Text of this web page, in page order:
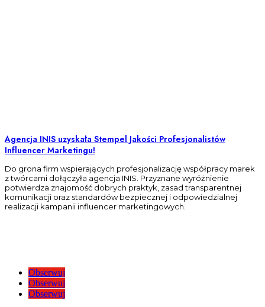
Agencja INIS uzyskała Stempel Jakości Profesjonalistów
Influencer Marketingu!
Do grona firm wspierających profesjonalizację współpracy marek
z twórcami dołączyła agencja INIS. Przyznane wyróżnienie
potwierdza znajomość dobrych praktyk, zasad transparentnej
komunikacji oraz standardów bezpiecznej i odpowiedzialnej
realizacji kampanii influencer marketingowych.
Obserwuj
Obserwuj
Obserwuj